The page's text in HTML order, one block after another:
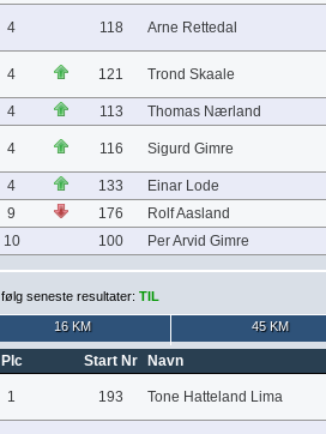
4 118 Arne Rettedal
4 121 Trond Skaale
4 113 Thomas Nærland
4 116 Sigurd Gimre
4 133
Einar Lode
9
176
Rolf Aasland
10
100 Per Arvid Gimre
følg seneste resultater: TIL
16 KM 45 KM
Plc Start Nr Navn
1 193 Tone Hatteland Lima